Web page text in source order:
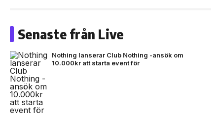
Senaste från Live
Nothing lanserar Club Nothing -ansök om
10.000kr att starta event för